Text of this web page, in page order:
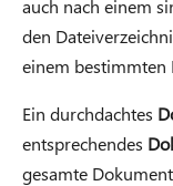
auch nach einem
den
einem bestimmten
Ein durchdachtes
entsprechendes
gesamte